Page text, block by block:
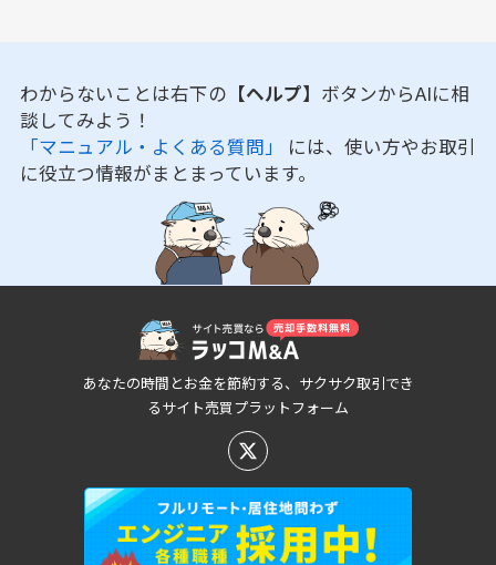
わからないことは右下の 【ヘルプ】 ボタンからAIに相
談してみよう！
「マニュアル・よくある質問」 には、使い方やお取引
に役立つ情報がまとまっています。
あなたの時間とお金を節約する、サクサク取引でき
るサイト売買プラットフォーム